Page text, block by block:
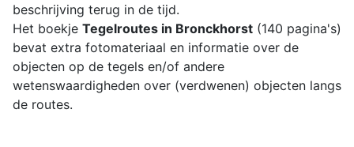
beschrijving terug in de tijd.
Het boekje Tegelroutes in Bronckhorst (140 pagina's)
bevat extra fotomateriaal en informatie over de
objecten op de tegels en/of andere
wetenswaardigheden over (verdwenen) objecten langs
de routes.